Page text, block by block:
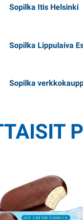
Sopilka Itis Helsinki
Sopilka Lippulaiva
Sopilka